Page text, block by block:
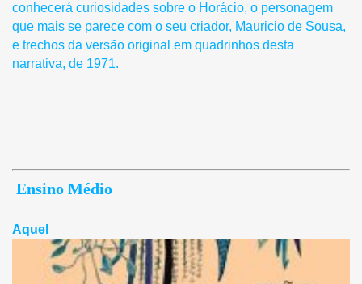
conhecerá curiosidades sobre o Horácio, o personagem
que mais se parece com o seu criador, Mauricio de Sousa,
e trechos da versão original em quadrinhos desta
narrativa, de 1971.
Ensino Médio
Aquel